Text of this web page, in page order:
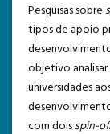
Pesquisas sobre
tipos de apoio
objetivo
universidades
com doisspin-